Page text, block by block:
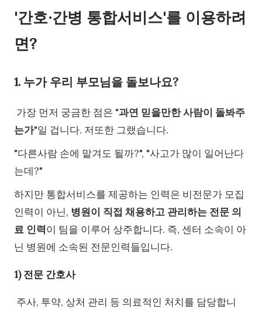
'간호∙간병 통합서비스'를 이용하려
면?
1. 누가 우리 부모님을 돌보나요?
가장 먼저 궁금한 점은 "과연 믿을만한 사람이 돌봐주
는가"일 겁니다. 저또한 그랬습니다.
"다른사람 손에 맡겨도 될까?", "사고가 많이 일어난다
는데?"
하지만 통합서비스를 제공하는 인력은 비전문가 모집
인력이 아닌, 병원이 직접 채용하고 관리하는 전문 의
료 인력이 팀을 이루어 상주합니다. 즉, 센터 소속이 아
닌 병원에 소속된 전문인력들입니다.
1) 전문 간호사
주사, 투약, 상처 관리 등 의료적인 처치를 담당합니